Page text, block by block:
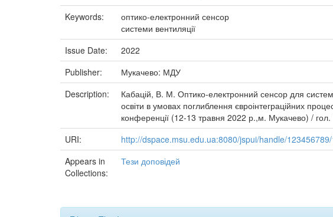
Keywords:
оптико-електронний сенсор
системи вентиляції
Issue Date:
2022
Publisher:
Мукачево: МДУ
Description:
Кабацій, В. М. Оптико-електронний сенсор для
освіти в умовах поглиблення євроінтеграційних
конференції (12-13 травня 2022 р.,м. Мукачево) /
URI:
http://dspace.msu.edu.ua:8080/jspui/handle/
Appears in
Collections:
Тези доповідей